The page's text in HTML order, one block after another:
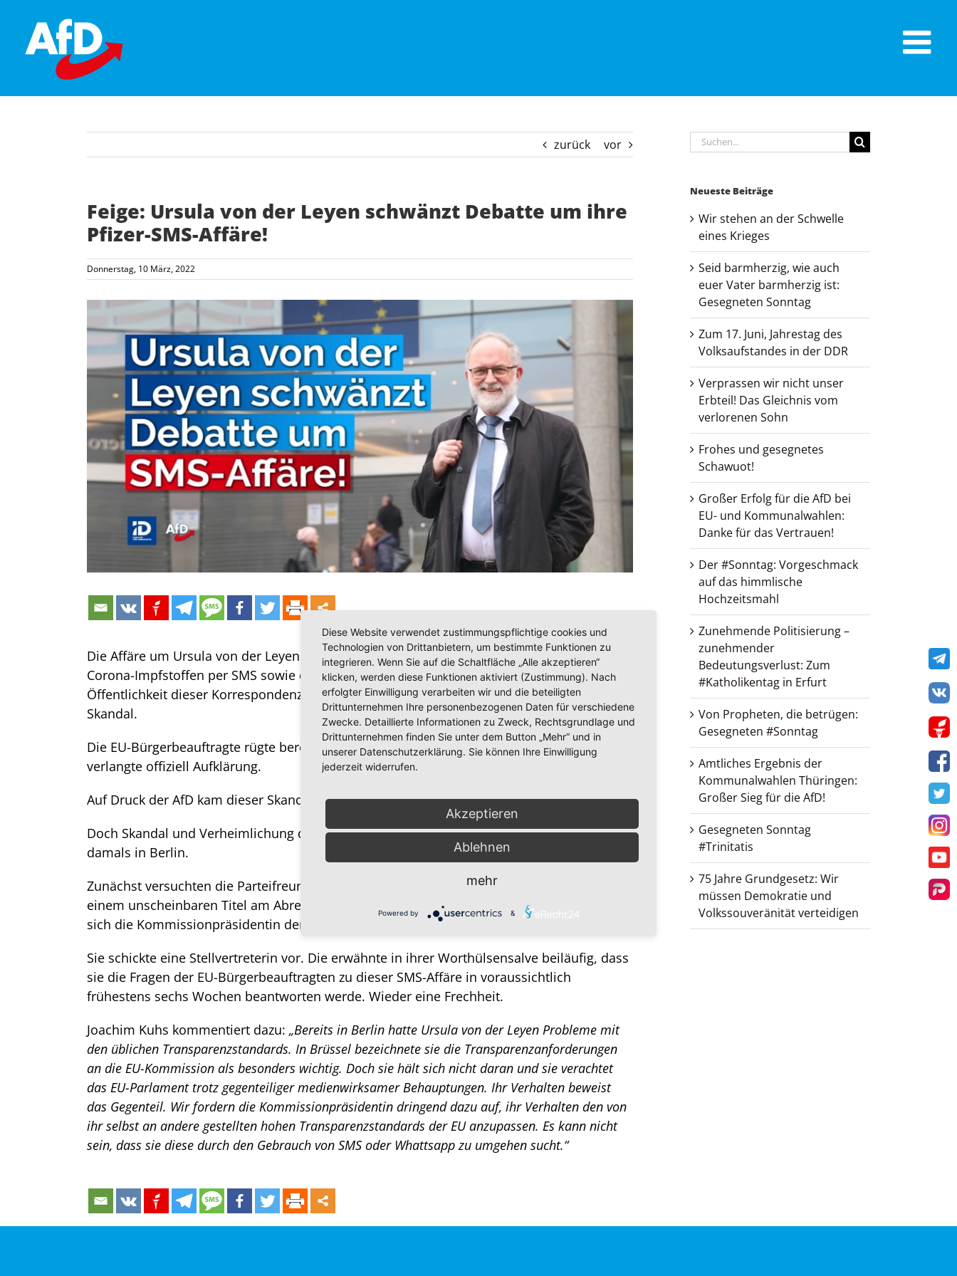
content
zurück vor
Feige: Ursula von der Leyen schwänzt Debatte um ihre
Pfizer-SMS-Affäre!
Donnerstag, 10 März, 2022
Zeige
grösseres
Bild
Die Affäre um Ursula von der Leyens Verhandlungen mit Pfizer über die Bestellung von
Corona-Impfstoffen per SMS sowie die Löschung und Verheimlichung vor der
Öffentlichkeit dieser Korrespondenz und der abgeschlossenen Verträge ist ein maximaler
Skandal.
Die EU-Bürgerbeauftragte rügte bereits das Verhalten von Frau von der Leyen und
verlangte offiziell Aufklärung.
Auf Druck der AfD kam dieser Skandal nun auf die Tagesordnung des EU-Parlaments.
Doch Skandal und Verheimlichung durch Frau von der Leyen gehen weiter, wie schon
damals in Berlin.
Zunächst versuchten die Parteifreunde von der Leyens im EU-Parlament, die Debatte unter
einem unscheinbaren Titel am Abreisetag aus Straßburg zu vertuschen. Dann verweigerte
sich die Kommissionpräsidentin der Debatte durch Abwesenheit.
Sie schickte eine Stellvertreterin vor. Die erwähnte in ihrer Worthülsensalve beiläufig, dass
sie die Fragen der EU-Bürgerbeauftragten zu dieser SMS-Affäre in voraussichtlich
frühestens sechs Wochen beantworten werde. Wieder eine Frechheit.
Joachim Kuhs kommentiert dazu: „Bereits in Berlin hatte Ursula von der Leyen Probleme mit
den üblichen Transparenzstandards. In Brüssel bezeichnete sie die Transparenzanforderungen
an die EU-Kommission als besonders wichtig. Doch sie hält sich nicht daran und sie verachtet
das EU-Parlament trotz gegenteiliger medienwirksamer Behauptungen. Ihr Verhalten beweist
das Gegenteil. Wir fordern die Kommissionpräsidentin dringend dazu auf, ihr Verhalten den von
ihr selbst an andere gestellten hohen Transparenzstandards der EU anzupassen. Es kann nicht
sein, dass sie diese durch den Gebrauch von SMS oder Whattsapp zu umgehen sucht.“
Suche
nach:
Neueste Beiträge
Wir stehen an der Schwelle
eines Krieges
Seid barmherzig, wie auch
euer Vater barmherzig ist:
Gesegneten Sonntag
Zum 17. Juni, Jahrestag des
Volksaufstandes in der DDR
Verprassen wir nicht unser
Erbteil! Das Gleichnis vom
verlorenen Sohn
Frohes und gesegnetes
Schawuot!
Großer Erfolg für die AfD bei
EU- und Kommunalwahlen:
Danke für das Vertrauen!
Der #Sonntag: Vorgeschmack
auf das himmlische
Hochzeitsmahl
Zunehmende Politisierung –
zunehmender
Bedeutungsverlust: Zum
#Katholikentag in Erfurt
Von Propheten, die betrügen:
Gesegneten #Sonntag
Amtliches Ergebnis der
Kommunalwahlen Thüringen:
Großer Sieg für die AfD!
Gesegneten Sonntag
#Trinitatis
75 Jahre Grundgesetz: Wir
müssen Demokratie und
Volkssouveränität verteidigen
Diese Website verwendet zustimmungspflichtige cookies und
Technologien von Drittanbietern, um bestimmte Funktionen zu
integrieren. Wenn Sie auf die Schaltfläche „Alle akzeptieren“
klicken, werden diese Funktionen aktiviert (Zustimmung). Nach
erfolgter Einwilligung verarbeiten wir und die beteiligten
Drittunternehmen Ihre personenbezogenen Daten für verschiedene
Zwecke. Detaillierte Informationen zu Zweck, Rechtsgrundlage und
Drittunternehmen finden Sie unter dem Button „Mehr“ und in
unserer Datenschutzerklärung. Sie können Ihre Einwilligung
jederzeit widerrufen.
Akzeptieren
Ablehnen
mehr
Powered by &